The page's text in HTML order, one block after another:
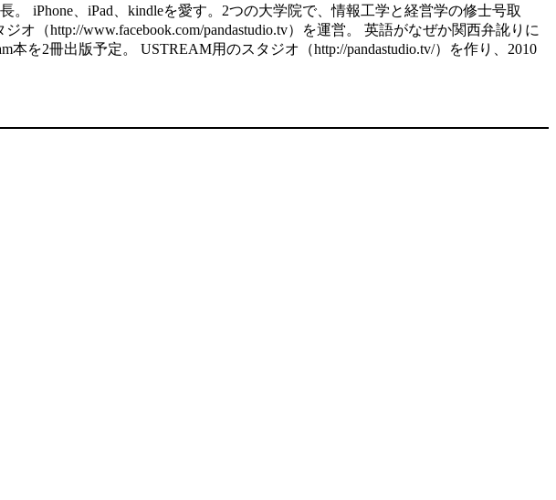
iPhone、iPad、kindleを愛す。2つの大学院で、情報工学と経営学の修士号取
（http://www.facebook.com/pandastudio.tv）を運営。 英語がなぜか関西弁訛りに
を2冊出版予定。 USTREAM用のスタジオ（http://pandastudio.tv/）を作り、2010